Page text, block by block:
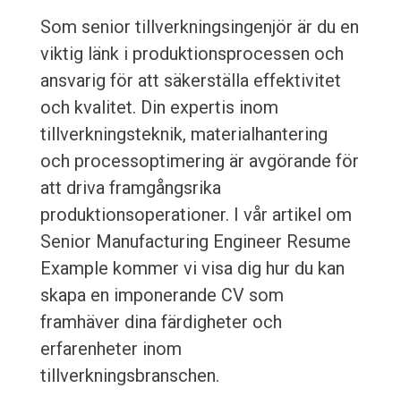
Som senior tillverkningsingenjör är du en
viktig länk i produktionsprocessen och
ansvarig för att säkerställa effektivitet
och kvalitet. Din expertis inom
tillverkningsteknik, materialhantering
och processoptimering är avgörande för
att driva framgångsrika
produktionsoperationer. I vår artikel om
Senior Manufacturing Engineer Resume
Example kommer vi visa dig hur du kan
skapa en imponerande CV som
framhäver dina färdigheter och
erfarenheter inom
tillverkningsbranschen.